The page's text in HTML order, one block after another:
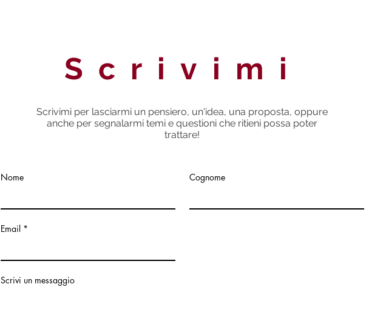
Scrivimi
Scrivimi per lasciarmi un pensiero, un'idea, una proposta, oppure
anche per segnalarmi temi e questioni che ritieni possa poter
trattare!
Nome Cognome
Email
Scrivi un messaggio